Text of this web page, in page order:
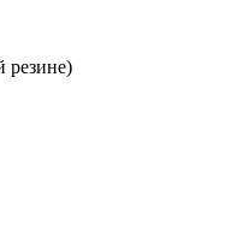
резине)